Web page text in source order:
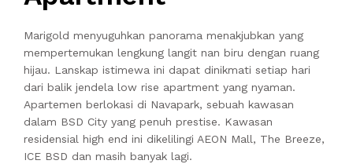
Marigold menyuguhkan panorama menakjubkan yang
mempertemukan lengkung langit nan biru dengan ruang
hijau. Lanskap istimewa ini dapat dinikmati setiap hari
dari balik jendela low rise apartment yang nyaman.
Apartemen berlokasi di Navapark, sebuah kawasan
dalam BSD City yang penuh prestise. Kawasan
residensial high end ini dikelilingi AEON Mall, The Breeze,
ICE BSD dan masih banyak lagi.